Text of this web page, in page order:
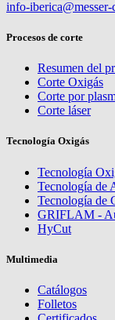
info-
Procesos de corte
Resumen del
Corte Oxigás
Corte por
Corte láser
Tecnología Oxigás
Tecnología
Tecnología de
Tecnología de
GRIFLAM -
HyCut
Multimedia
Catálogos
Folletos